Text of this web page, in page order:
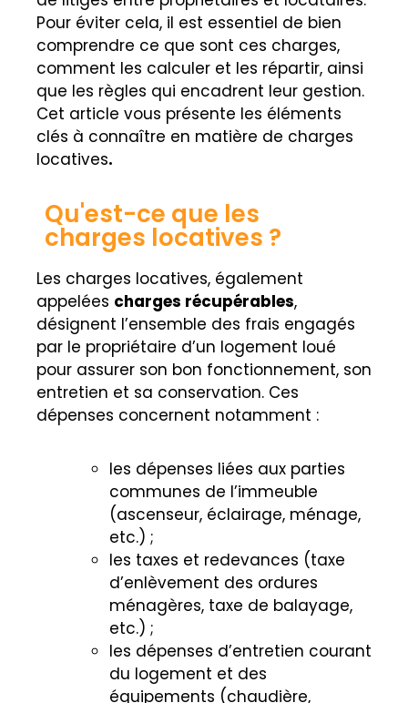
Pour éviter cela, il est essentiel de bien
comprendre ce que sont ces charges,
comment les calculer et les répartir, ainsi
que les règles qui encadrent leur gestion.
Cet article vous présente les éléments
clés à connaître en matière de charges
locatives.
Qu'est-ce que les
charges locatives ?
Les charges locatives, également
appelées charges récupérables,
désignent l’ensemble des frais engagés
par le propriétaire d’un logement loué
pour assurer son bon fonctionnement, son
entretien et sa conservation. Ces
dépenses concernent notamment :
les dépenses liées aux parties
communes de l’immeuble
(ascenseur, éclairage, ménage,
etc.) ;
les taxes et redevances (taxe
d’enlèvement des ordures
ménagères, taxe de balayage,
etc.) ;
les dépenses d’entretien courant
du logement et des
équipements (chaudière,